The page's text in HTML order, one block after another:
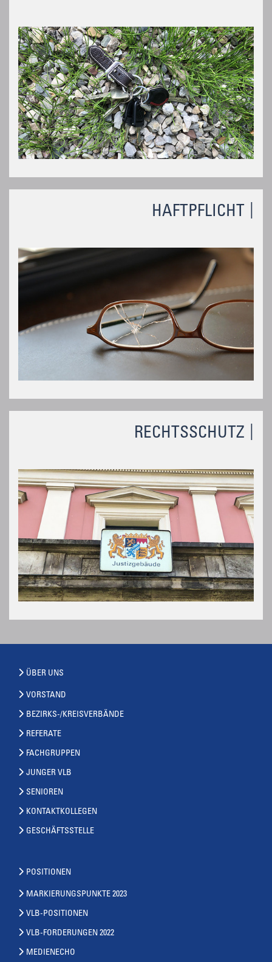
HAFTPFLICHT
RECHTSSCHUTZ
ÜBER UNS
VORSTAND
BEZIRKS-/KREISVERBÄNDE
REFERATE
FACHGRUPPEN
JUNGER VLB
SENIOREN
KONTAKTKOLLEGEN
GESCHÄFTSSTELLE
POSITIONEN
MARKIERUNGSPUNKTE 2023
VLB-POSITIONEN
VLB-FORDERUNGEN 2022
MEDIENECHO